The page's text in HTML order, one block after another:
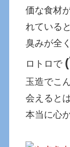
価な食材
れている
臭みが全
ロトロで
玉造でこ
会えると
本当に心